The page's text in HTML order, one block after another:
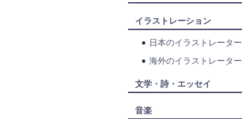
イラストレーション
日本のイラストレーター
海外のイラストレーター
文学・詩・エッセイ
音楽